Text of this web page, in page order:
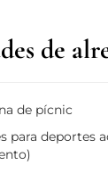
de
de pícnic
para deportes